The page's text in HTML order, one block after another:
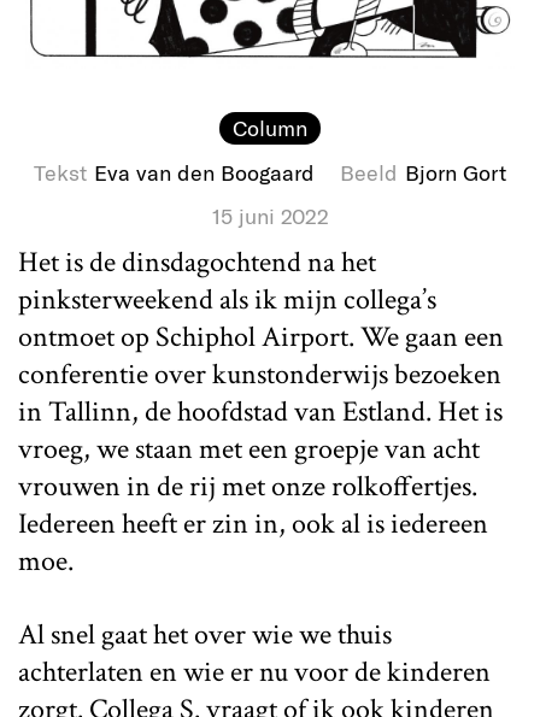
Column
Tekst Eva van den Boogaard Beeld Bjorn Gort
15 juni 2022
Het is de dinsdagochtend na het
pinksterweekend als ik mijn collega’s
ontmoet op Schiphol Airport. We gaan een
conferentie over kunstonderwijs bezoeken
in Tallinn, de hoofdstad van Estland. Het is
vroeg, we staan met een groepje van acht
vrouwen in de rij met onze rolkoffertjes.
Iedereen heeft er zin in, ook al is iedereen
moe.
Al snel gaat het over wie we thuis
achterlaten en wie er nu voor de kinderen